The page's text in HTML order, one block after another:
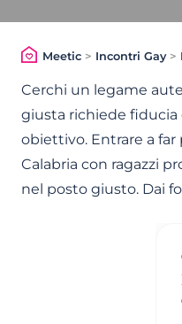
Meetic> Incontri Gay >
Cerchi un legame
giusta richiede fiducia
obiettivo. Entrare a
Calabria con ragazzi
nel posto giusto. Dai